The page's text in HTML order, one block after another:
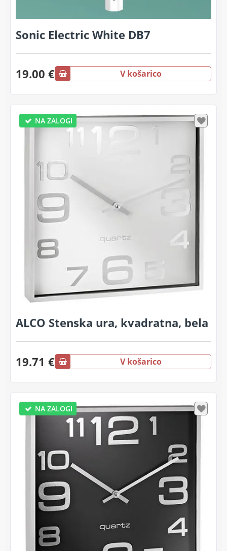
Sonic Electric White DB7
19.00 € V košarico
NA ZALOGI
ALCO Stenska ura, kvadratna, bela
19.71 € V košarico
NA ZALOGI